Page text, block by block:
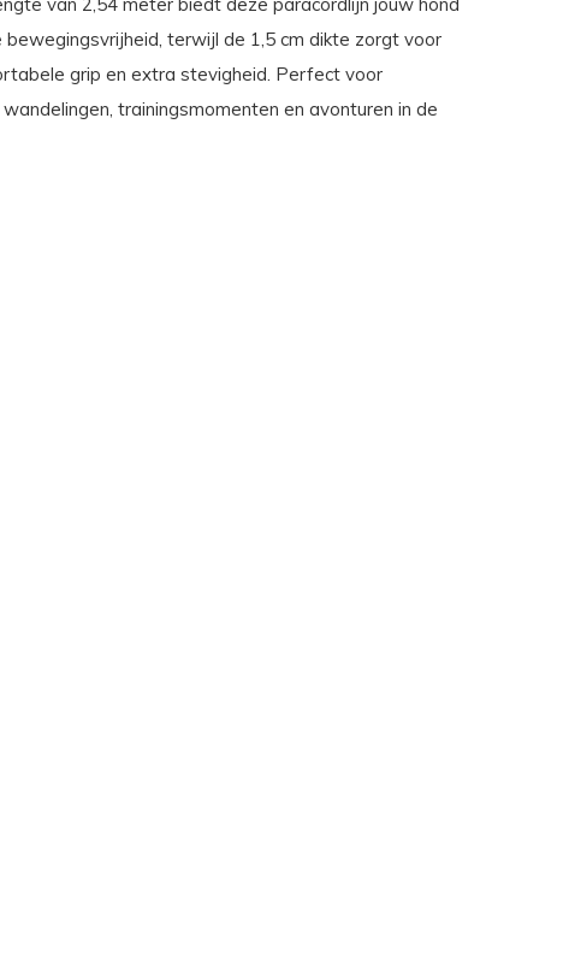
bewegingsvrijheid, terwijl de 1,5 cm dikte zorgt voor
grip en extra stevigheid. Perfect voor
trainingsmomenten en avonturen in de